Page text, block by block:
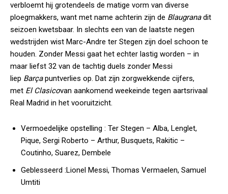
verbloemt hij grotendeels de matige vorm van diverse
ploegmakkers, want met name achterin zijn de Blaugranadit
seizoen kwetsbaar. In slechts een van de laatste negen
wedstrijden wist Marc-Andre ter Stegen zijn doel schoon te
houden. Zonder Messi gaat het echter lastig worden – in
maar liefst 32 van de tachtig duels zonder Messi
liep Barçapuntverlies op. Dat zijn zorgwekkende cijfers,
met El Clasicovan aankomend weekeinde tegen aartsrivaal
Real Madrid in het vooruitzicht.
Vermoedelijke opstelling : Ter Stegen – Alba, Lenglet,
Pique, Sergi Roberto – Arthur, Busquets, Rakitic –
Coutinho, Suarez, Dembele
Geblesseerd :Lionel Messi, Thomas Vermaelen, Samuel
Umtiti